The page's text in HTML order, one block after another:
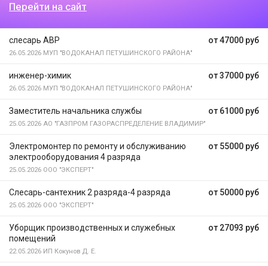
Перейти на сайт
от 47000 руб
слесарь АВР
26.05.2026 МУП "ВОДОКАНАЛ ПЕТУШИНСКОГО РАЙОНА"
от 37000 руб
инженер-химик
26.05.2026 МУП "ВОДОКАНАЛ ПЕТУШИНСКОГО РАЙОНА"
от 61000 руб
Заместитель начальника службы
25.05.2026 АО "ГАЗПРОМ ГАЗОРАСПРЕДЕЛЕНИЕ ВЛАДИМИР"
от 55000 руб
Электромонтер по ремонту и обслуживанию
электрооборудования 4 разряда
25.05.2026 ООО "ЭКСПЕРТ"
от 50000 руб
Слесарь-сантехник 2 разряда-4 разряда
25.05.2026 ООО "ЭКСПЕРТ"
от 27093 руб
Уборщик производственных и служебных
помещений
22.05.2026 ИП Кокунов Д. Е.